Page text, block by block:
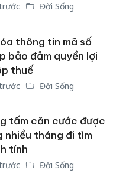
Đời Sống
thông tin mã số
bảo đảm quyền lợi
thuế
Đời Sống
tấm căn cước được
nhiều tháng đi tìm
tính
Đời Sống